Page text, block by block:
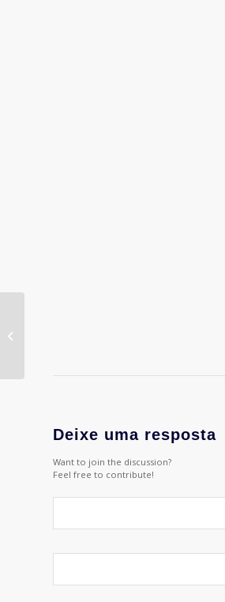
Deixe uma resposta
Want to join the discussion?
Feel free to contribute!